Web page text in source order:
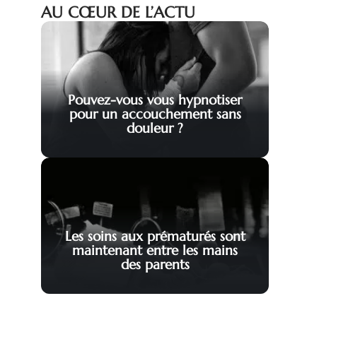
AU CŒUR DE L’ACTU
Pouvez-vous vous hypnotiser
pour un accouchement sans
douleur ?
Les soins aux prématurés sont
maintenant entre les mains
des parents